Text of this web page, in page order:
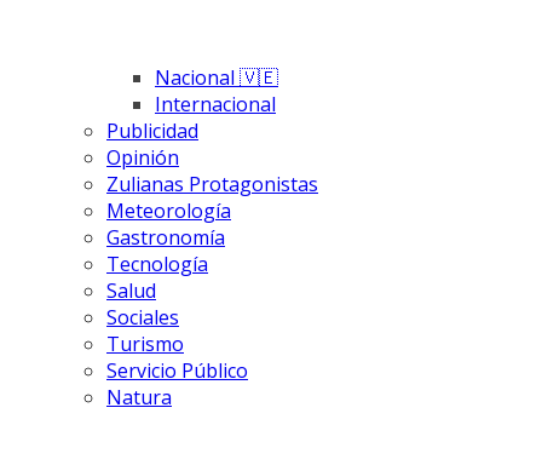
Nacional 🇻🇪
Internacional
Publicidad
Opinión
Zulianas Protagonistas
Meteorología
Gastronomía
Tecnología
Salud
Sociales
Turismo
Servicio Público
Natura